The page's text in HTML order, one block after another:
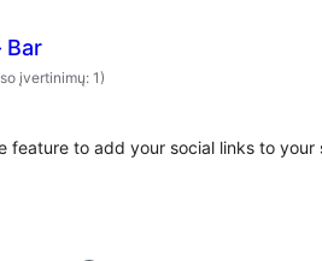
Bar
įvertinimų: 1)
feature to add your social links to your